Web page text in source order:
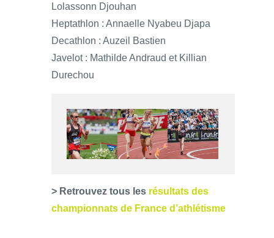
Lolassonn Djouhan
Heptathlon : Annaelle Nyabeu Djapa
Decathlon : Auzeil Bastien
Javelot : Mathilde Andraud et Killian
Durechou
> Retrouvez tous les résultats des
championnats de France d’athlétisme